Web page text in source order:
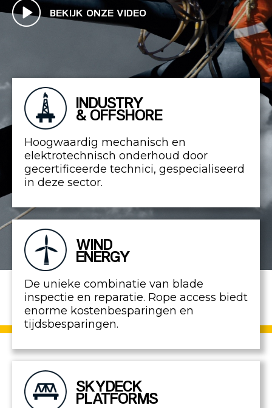
BEKIJK ONZE VIDEO
INDUSTRY
& OFFSHORE
Hoogwaardig mechanisch en
elektrotechnisch onderhoud door
gecertificeerde technici, gespecialiseerd
in deze sector.
WIND
ENERGY
De unieke combinatie van blade
inspectie en reparatie. Rope access biedt
enorme kostenbesparingen en
tijdsbesparingen.
SKYDECK
PLATFORMS